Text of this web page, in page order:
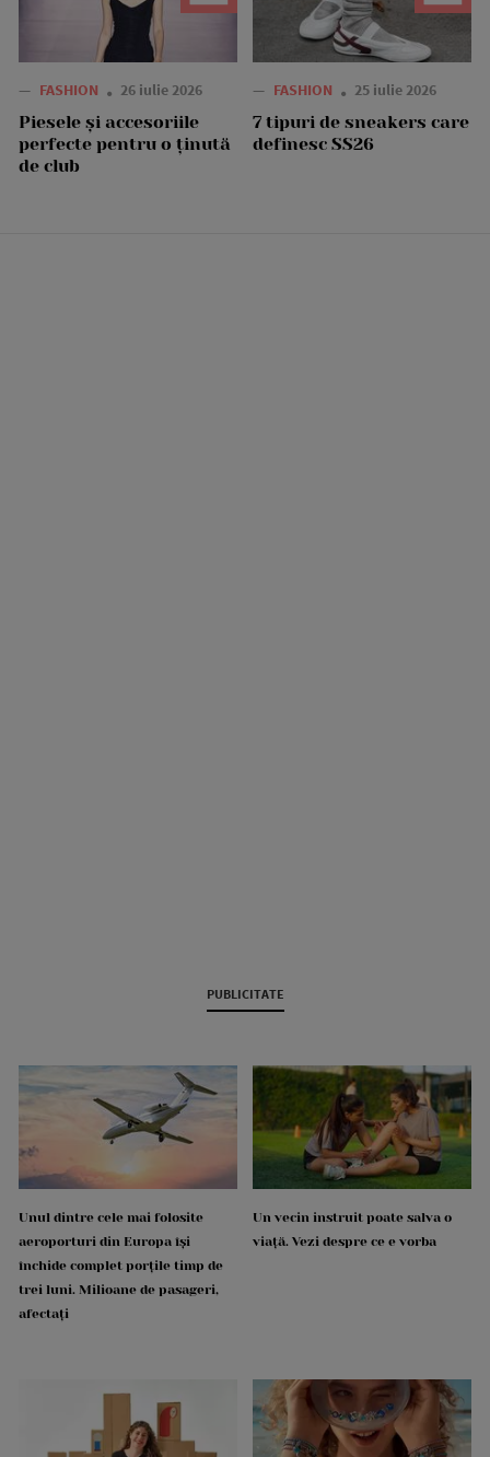
— FASHION 26 iulie 2026
Piesele și accesoriile
perfecte pentru o ținută
de club
— FASHION 25 iulie 2026
7 tipuri de sneakers care
definesc SS26
PUBLICITATE
Unul dintre cele mai folosite
aeroporturi din Europa își
închide complet porțile timp de
trei luni. Milioane de pasageri,
afectați
Un vecin instruit poate salva o
viață. Vezi despre ce e vorba